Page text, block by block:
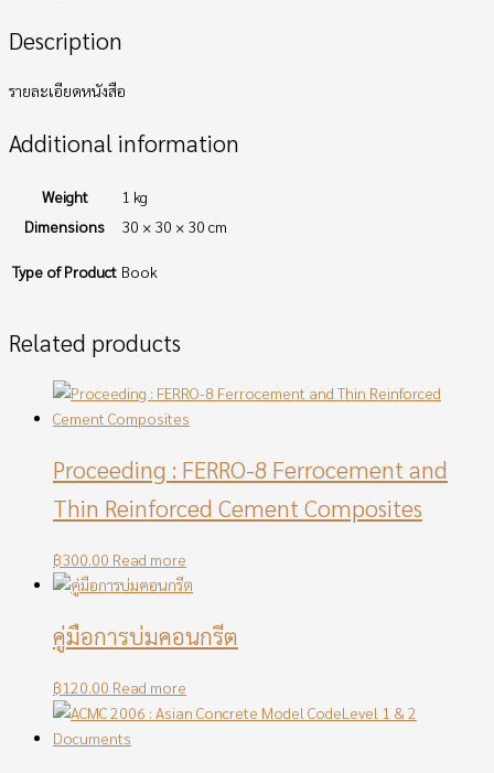
Description
รายละเอียดหนังสือ
Additional information
Weight
1 kg
Dimensions
30 × 30 × 30 cm
Type of Product Book
Related products
Proceeding : FERRO-8 Ferrocement and
Thin Reinforced Cement Composites
฿300.00 Read more
คู่มือการบ่มคอนกรีต
฿120.00 Read more